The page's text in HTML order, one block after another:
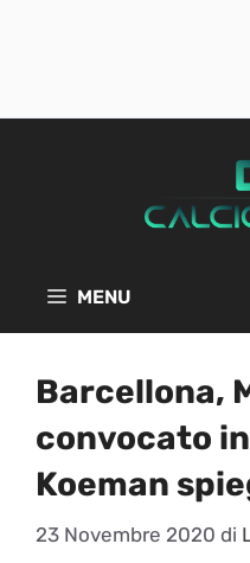
MENU
Barcellona,
convocato
Koeman
23 Novembre 2020 di